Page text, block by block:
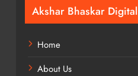
Akshar Bhaskar Digital
Home
About Us